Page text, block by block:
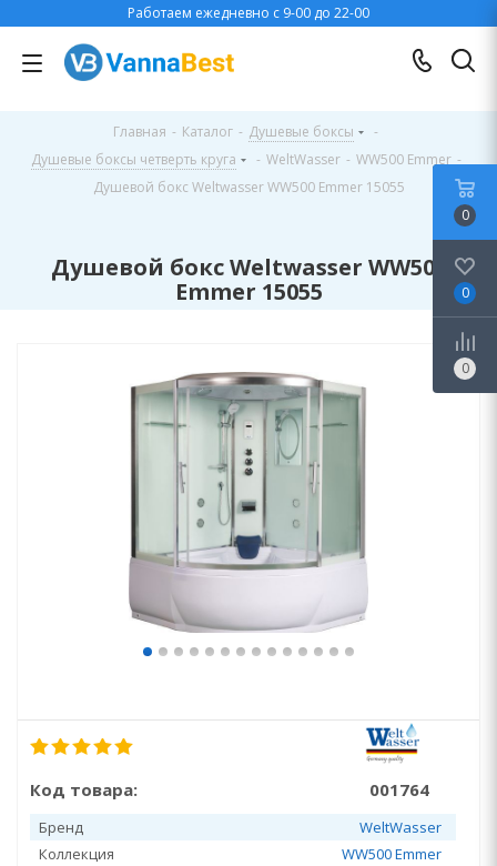
Работаем ежедневно с 9-00 до 22-00
Главная - Каталог - Душевые боксы
-
Душевые боксы четверть круга
- WeltWasser - WW500 Emmer -
Душевой бокс Weltwasser WW500 Emmer 15055
Душевой бокс Weltwasser WW500
Emmer 15055
Код товара: 001764
Бренд
WeltWasser
Коллекция
WW500 Emmer
0
0
0